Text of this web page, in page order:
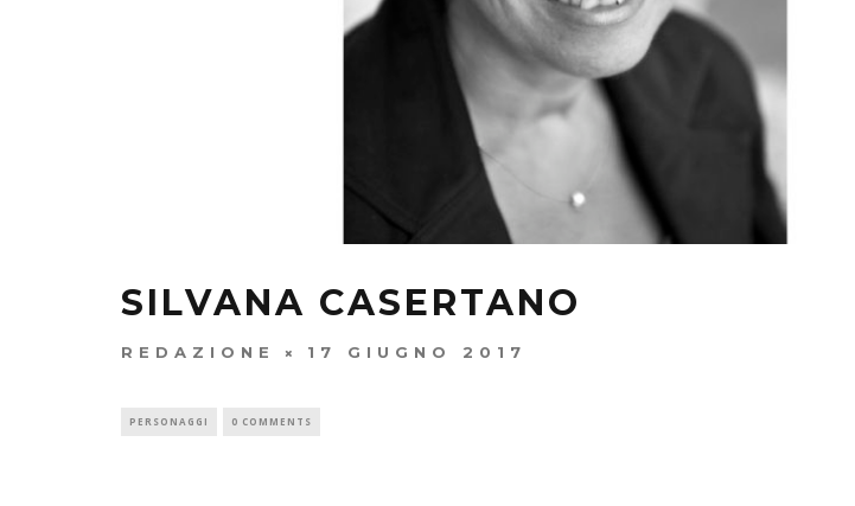
SILVANA CASERTANO
REDAZIONE 17 GIUGNO 2017
PERSONAGGI 0 COMMENTS